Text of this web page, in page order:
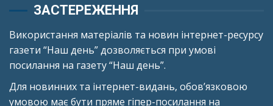
ЗАСТЕРЕЖЕННЯ
Використання матеріалів та новин інтернет-ресурсу
газети “Наш день” дозволяється при умові
посилання на газету “Наш день”.
Для новинних та інтернет-видань, обов’язковою
умовою має бути пряме гіпер-посилання на